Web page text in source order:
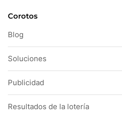
Corotos
Blog
Soluciones
Publicidad
Resultados de la lotería